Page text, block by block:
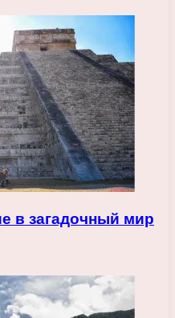
в загадочный мир